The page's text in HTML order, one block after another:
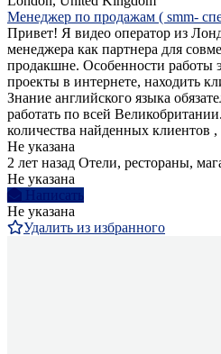
Менеджер по продажам ( smm-
Привет! Я видео оператор из
менеджера как партнера для
продакшне. Особенности работы
проекты в интернете, находить
Знание английского языка
работать по всей
количества найденных клиентов ,
Не указана
2 лет назад Отели, рестораны,
Не указана
Написать
Не указана
Удалить из избранного